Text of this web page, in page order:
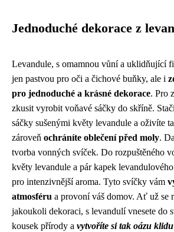
Jednoduché dekorace z
Levandule, s omamnou vůní a uklidňující
jen pastvou pro oči a čichové buňky, ale i
pro jednoduché a krásné dekorace. Pro
zkusit vyrobit voňavé sáčky do skříně.
sáčky sušenými květy levandule a oživíte
zároveň ochráníte oblečení před moly.
tvorba vonných svíček. Do rozpuštěného
květy levandule a pár kapek
pro intenzivnější aroma. Tyto svíčky vám
atmosféru a provoní váš domov. Ať už se
jakoukoli dekoraci, s levandulí vnesete do
kousek přírody a vytvoříte si tak oázu